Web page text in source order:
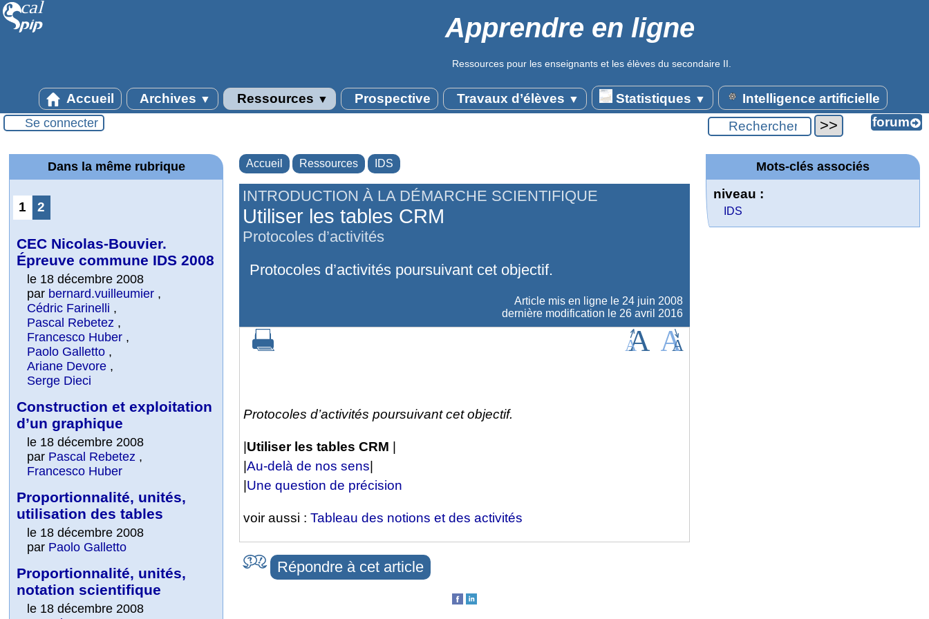
Apprendre en ligne
Ressources pour les enseignants et les élèves du secondaire II.
Accueil Archives ▼ Ressources ▼ Prospective Travaux d’élèves ▼ Statistiques ▼ Intelligence artificielle
Se connecter
Accueil Ressources IDS
INTRODUCTION À LA DÉMARCHE SCIENTIFIQUE
Utiliser les tables CRM
Protocoles d’activités
Protocoles d’activités poursuivant cet objectif.
Article mis en ligne le 24 juin 2008
dernière modification le 26 avril 2016
Protocoles d’activités poursuivant cet objectif.
Utiliser les tables CRM
Au-delà de nos sens
Une question de précision
voir aussi : Tableau des notions et des activités
Répondre à cet article
Dans la même rubrique
1 2
CEC Nicolas-Bouvier.
Épreuve commune IDS 2008
le 18 décembre 2008
par bernard.vuilleumier ,
Cédric Farinelli ,
Pascal Rebetez ,
Francesco Huber ,
Paolo Galletto ,
Ariane Devore ,
Serge Dieci
Construction et exploitation
d’un graphique
le 18 décembre 2008
par Pascal Rebetez ,
Francesco Huber
Proportionnalité, unités,
utilisation des tables
le 18 décembre 2008
par Paolo Galletto
Proportionnalité, unités,
notation scientifique
le 18 décembre 2008
Mots-clés associés
niveau :
IDS